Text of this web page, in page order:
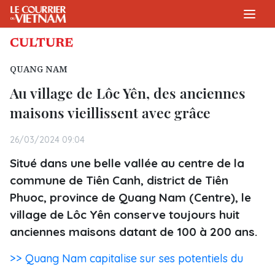
CULTURE
QUANG NAM
Au village de Lôc Yên, des anciennes
maisons vieillissent avec grâce
26/03/2024 09:04
Situé dans une belle vallée au centre de la
commune de Tiên Canh, district de Tiên
Phuoc, province de Quang Nam (Centre), le
village de Lôc Yên conserve toujours huit
anciennes maisons datant de 100 à 200 ans.
>> Quang Nam capitalise sur ses potentiels du